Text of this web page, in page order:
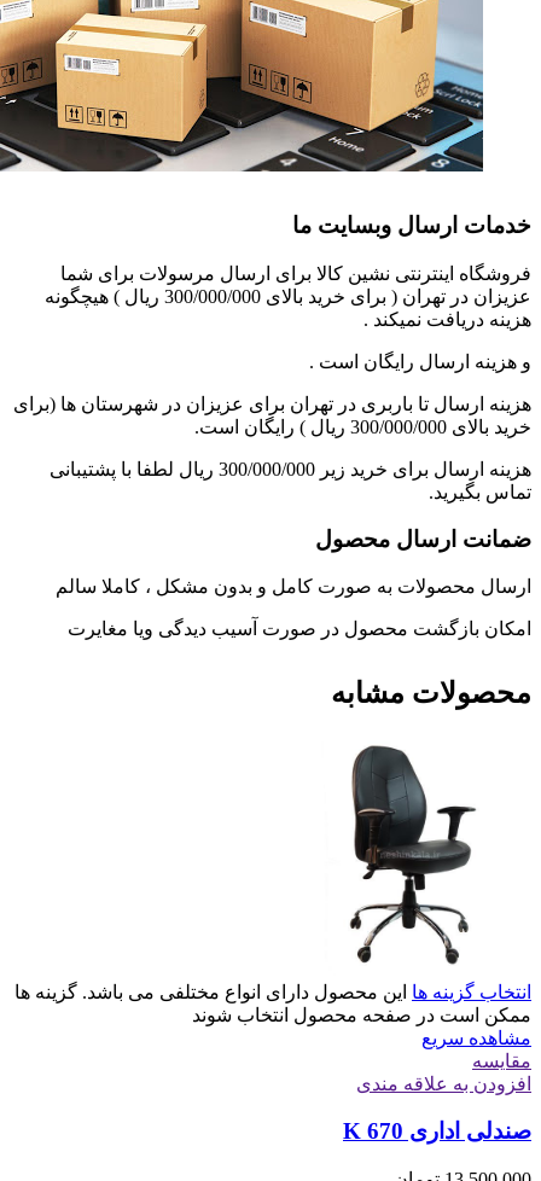
خدمات ارسال وبسایت ما
فروشگاه اینترنتی نشین کالا برای ارسال مرسولات برای شما
عزیزان در تهران ( برای خرید بالای 300/000/000 ریال ) هیچگونه
هزینه دریافت نمیکند .
و هزینه ارسال رایگان است .
هزینه ارسال تا باربری در تهران برای عزیزان در شهرستان ها (برای
خرید بالای 300/000/000 ریال ) رایگان است.
هزینه ارسال برای خرید زیر 300/000/000 ریال لطفا با پشتیبانی
تماس بگیرید.
ضمانت ارسال محصول
ارسال محصولات به صورت کامل و بدون مشکل ، کاملا سالم
امکان بازگشت محصول در صورت آسیب دیدگی ویا مغایرت
محصولات مشابه
انتخاب گزینه ها این محصول دارای انواع مختلفی می باشد. گزینه ها
ممکن است در صفحه محصول انتخاب شوند
مشاهده سریع
مقایسه
افزودن به علاقه مندی
صندلی اداری K 670